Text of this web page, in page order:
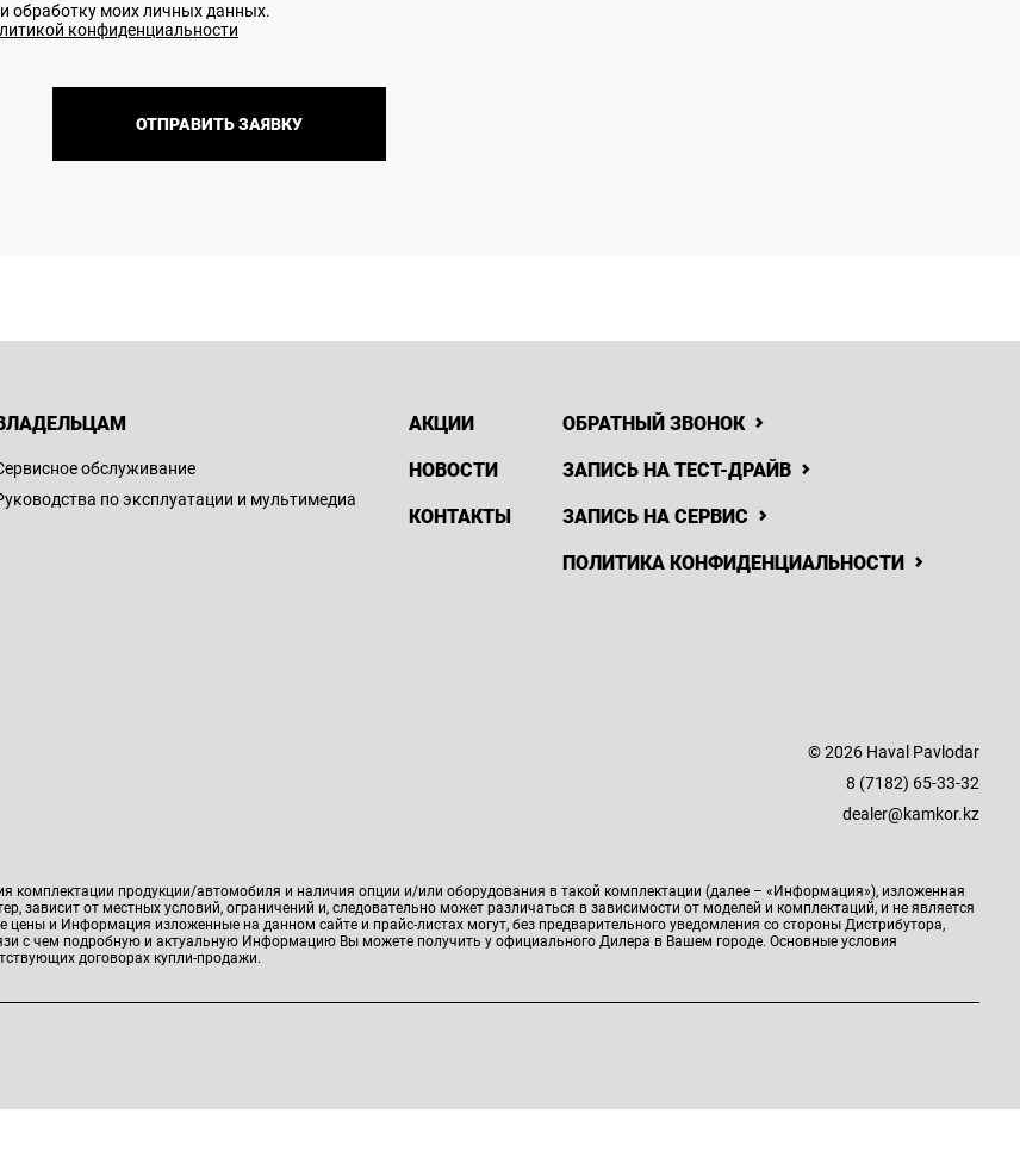
и обработку моих личных данных.
конфиденциальности
ОТПРАВИТЬ ЗАЯВКУ
обслуживание
по эксплуатации и мультимедиа
АКЦИИ
НОВОСТИ
КОНТАКТЫ
ОБРАТНЫЙ ЗВОНОК
ЗАПИСЬ НА ТЕСТ-ДРАЙВ
ЗАПИСЬ НА СЕРВИС
ПОЛИТИКА КОНФИДЕНЦИАЛЬНОСТИ
© 2026 Haval Pavlodar
8 (7182) 65-33-32
dealer@kamkor.kz
комплектации продукции/автомобиля и наличия опции и/или оборудования в такой комплектации (далее – «Информация»), изложенная
зависит от местных условий, ограничений и, следовательно может различаться в зависимости от моделей и комплектаций, и не является
и Информация изложенные на данном сайте и прайс-листах могут, без предварительного уведомления со стороны Дистрибутора,
с чем подробную и актуальную Информацию Вы можете получить у официального Дилера в Вашем городе. Основные условия
договорах купли-продажи.